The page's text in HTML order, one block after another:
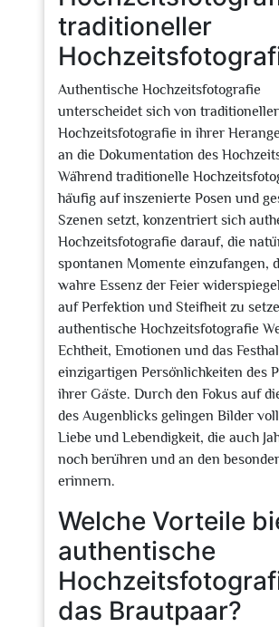
traditioneller
Authentische Hochzeitsfotografie
unterscheidet sich von traditioneller
Hochzeitsfotografie in ihrer
an die Dokumentation des
Während traditionelle
häufig auf inszenierte Posen und
Szenen setzt, konzentriert sich
Hochzeitsfotografie darauf, die
spontanen Momente einzufangen,
wahre Essenz der Feier
auf Perfektion und Steifheit zu
authentische Hochzeitsfotografie
Echtheit, Emotionen und das
einzigartigen Persönlichkeiten des
ihrer Gäste. Durch den Fokus auf
des Augenblicks gelingen Bilder
Liebe und Lebendigkeit, die auch
noch berühren und an den
erinnern.
Welche Vorteile
authentische
das Brautpaar?